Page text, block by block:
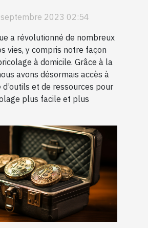
à domicile
septembre 2023 02:54
a révolutionné de nombreux
vies, y compris notre façon
à domicile. Grâce à la
avons désormais accès à
et de ressources pour
plus facile et plus